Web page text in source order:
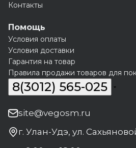
Контакты
Помощь
Условия оплаты
Условия доставки
Гарантия на товар
Правила продажи товаров для
8(3012) 565-025
site@vegosm.ru
г. Улан-Удэ, ул.